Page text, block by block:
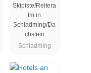
Skipiste/Reitera
lm in
Schladming/Da
chstein
Schladming